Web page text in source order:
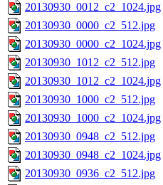
20130930_0012_c2_1024.jpg
20130930_0000_c2_512.jpg
20130930_0000_c2_1024.jpg
20130930_1012_c2_512.jpg
20130930_1012_c2_1024.jpg
20130930_1000_c2_512.jpg
20130930_1000_c2_1024.jpg
20130930_0948_c2_512.jpg
20130930_0948_c2_1024.jpg
20130930_0936_c2_512.jpg